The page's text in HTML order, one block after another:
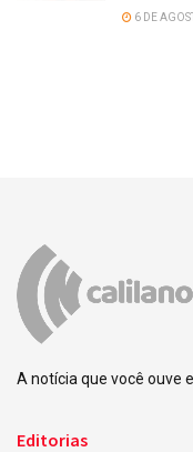
6 DE
A notícia que você ouve e
Editorias